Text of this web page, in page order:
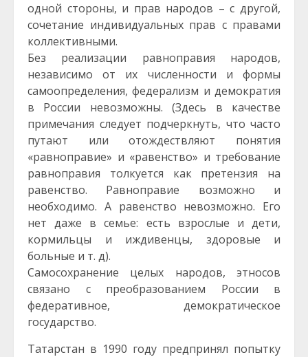
одной стороны, и прав народов – с другой,
сочетание индивидуальных прав с правами
коллективными.
Без реализации равноправия народов,
независимо от их численности и формы
самоопределения, федерализм и демократия
в России невозможны. (Здесь в качестве
примечания следует подчеркнуть, что часто
путают или отождествляют понятия
«равноправие» и «равенство» и требование
равноправия толкуется как претензия на
равенство. Равноправие возможно и
необходимо. А равенство невозможно. Его
нет даже в семье: есть взрослые и дети,
кормильцы и иждивенцы, здоровые и
больные и т. д).
Самосохранение целых народов, этносов
связано с преобразованием России в
федеративное, демократическое
государство.
Татарстан в 1990 году предпринял попытку